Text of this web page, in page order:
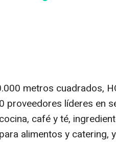
metros cuadrados,
proveedores líderes en
café y té,
alimentos y catering,